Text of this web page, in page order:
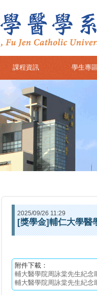
課程資訊 學生專
2025/09/26 11:29
[獎學金]輔仁大學醫
附件下載：
輔大醫學院周詠棠先生紀念
輔大醫學院周詠棠先生紀念